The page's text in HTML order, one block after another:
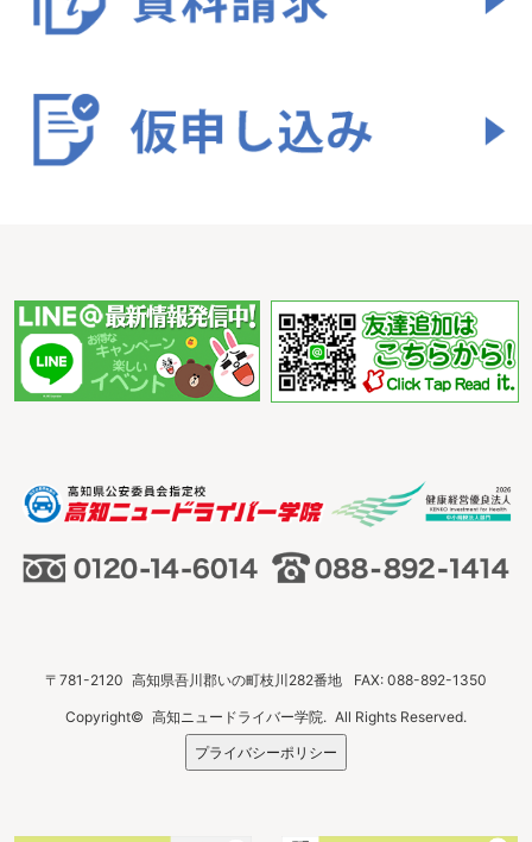
〒781-2120 高知県吾川郡いの町枝川282番地 FAX: 088-892-1350
Copyright© 高知ニュードライバー学院. All Rights Reserved.
プライバシーポリシー